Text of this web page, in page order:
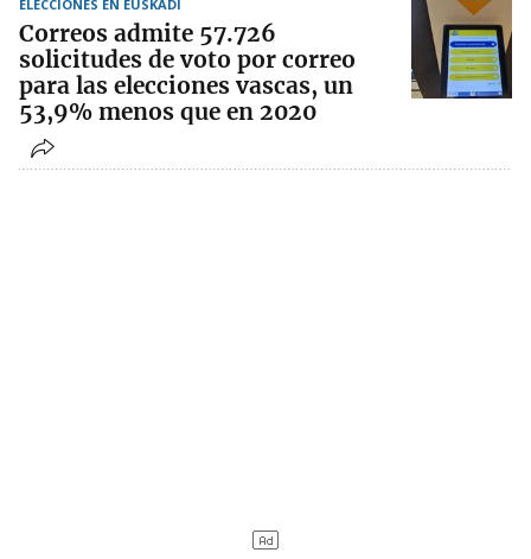
ELECCIONES EN EUSKADI
Correos admite 57.726
solicitudes de voto por correo
para las elecciones vascas, un
53,9% menos que en 2020